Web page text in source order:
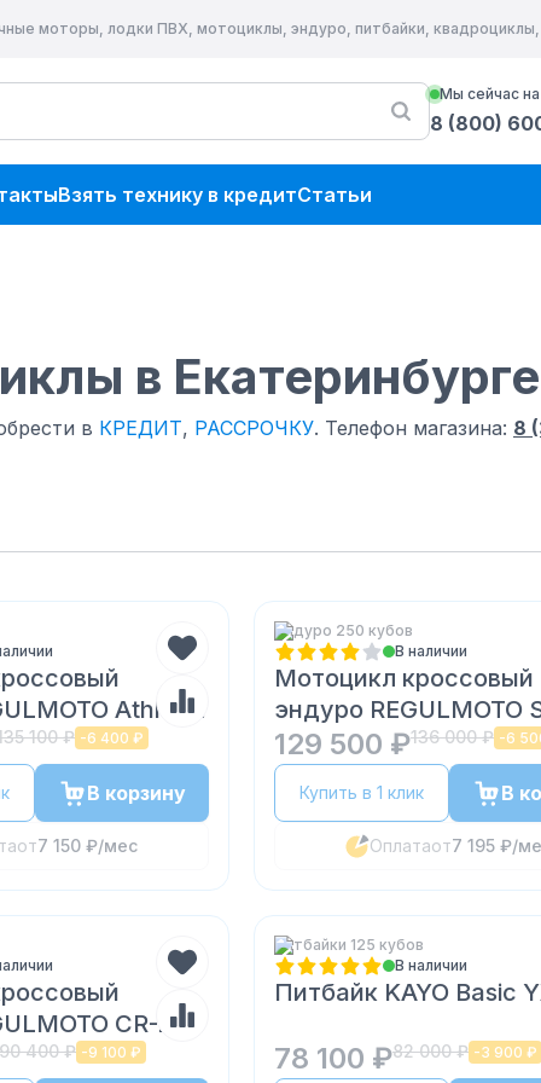
моторы, лодки ПВХ, мотоциклы, эндуро, питбайки,
Мы сейчас на
8 (800)
Взять технику в кредитСтатьи
в
в КРЕДИТ, РАССРОЧКУ. Телефон магазина: 8
Athlete
100 ₽ -6 400 ₽
В корзину
от7 150 ₽/мес
Эндуро 250 кубов
В наличии
Мотоцикл кроссовый
эндуро REGULMOTO
003 PR
129 500 ₽136 000 ₽ -6
Купить в 1 клик В
Оплатаот7 195 ₽/
CR-Z
400 ₽ -9 100 ₽
Питбайки 125 кубов
В наличии
Питбайк KAYO Basic
78 100 ₽82 000 ₽ -3 900 ₽